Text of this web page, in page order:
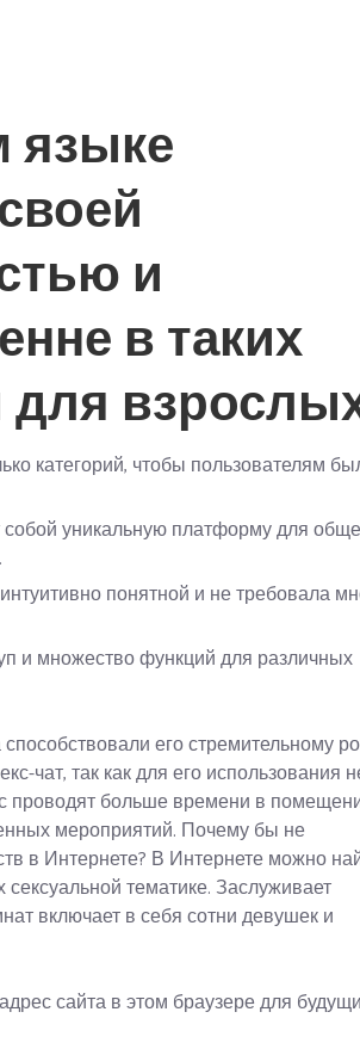
языке
и
в таких
для
категорий, чтобы пользователям
уникальную платформу для
понятной и не требовала
и множество функций для различных
его стремительному
чат, так как для его использования
проводят больше времени в
мероприятий. Почему бы не
в Интернете? В Интернете можно
тематике. Заслуживает
включает в себя сотни девушек и
сайта в этом браузере для